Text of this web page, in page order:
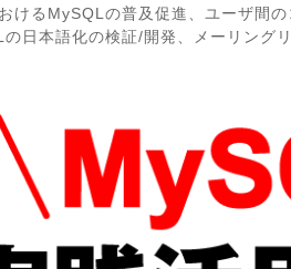
けるMySQLの普及促進、ユーザ間
日本語化の検証/開発、メーリング